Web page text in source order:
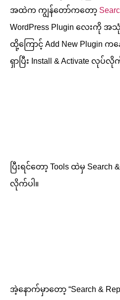
အထဲက ကျွန်တော်ကတော့
WordPress Plugin လေးကို အ
ထို့ကြောင့် Add New Plugin ကန
ရှာပြီး Install & Activate လုပ်လို
ပြီးရင်တော့ Tools ထဲမှ Search
လိုက်ပါ။
အဲ့နောက်မှာတော့ “Search &